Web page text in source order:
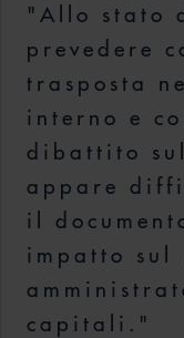
"Allo stato
prevedere
trasposta
interno e
dibattito
appare
il
impatto sul
capitali."